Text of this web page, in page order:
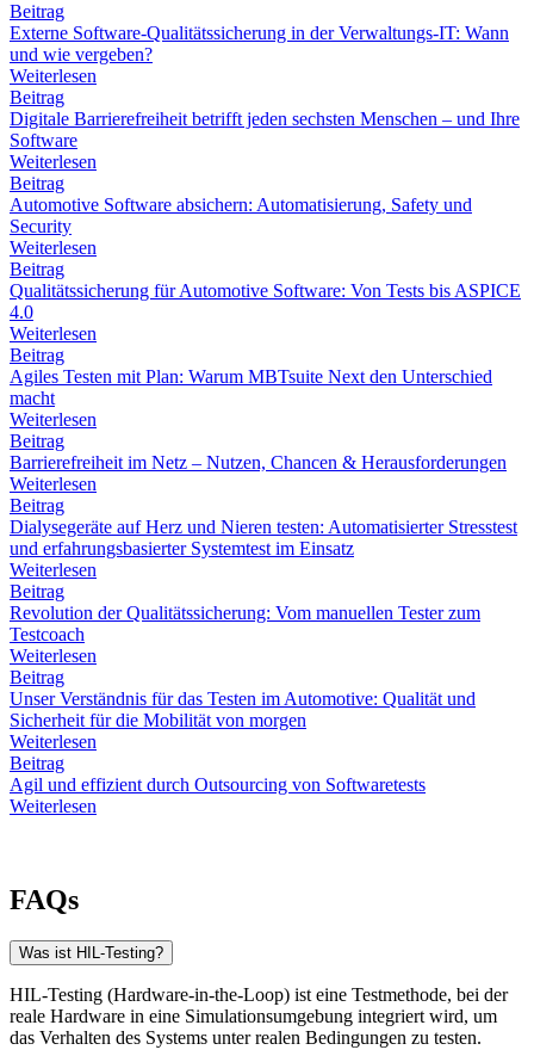
Beitrag
Externe Software-Qualitätssicherung in der Verwaltungs-IT: Wann
und wie vergeben?
Weiterlesen
Beitrag
Digitale Barrierefreiheit betrifft jeden sechsten Menschen – und Ihre
Software
Weiterlesen
Beitrag
Automotive Software absichern: Automatisierung, Safety und
Security
Weiterlesen
Beitrag
Qualitätssicherung für Automotive Software: Von Tests bis ASPICE
4.0
Weiterlesen
Beitrag
Agiles Testen mit Plan: Warum MBTsuite Next den Unterschied
macht
Weiterlesen
Beitrag
Barrierefreiheit im Netz – Nutzen, Chancen & Herausforderungen
Weiterlesen
Beitrag
Dialysegeräte auf Herz und Nieren testen: Automatisierter Stresstest
und erfahrungsbasierter Systemtest im Einsatz
Weiterlesen
Beitrag
Revolution der Qualitätssicherung: Vom manuellen Tester zum
Testcoach
Weiterlesen
Beitrag
Unser Verständnis für das Testen im Automotive: Qualität und
Sicherheit für die Mobilität von morgen
Weiterlesen
Beitrag
Agil und effizient durch Outsourcing von Softwaretests
Weiterlesen
FAQs
Was ist HIL-Testing?
HIL-Testing (Hardware-in-the-Loop) ist eine Testmethode, bei der
reale Hardware in eine Simulationsumgebung integriert wird, um
das Verhalten des Systems unter realen Bedingungen zu testen.